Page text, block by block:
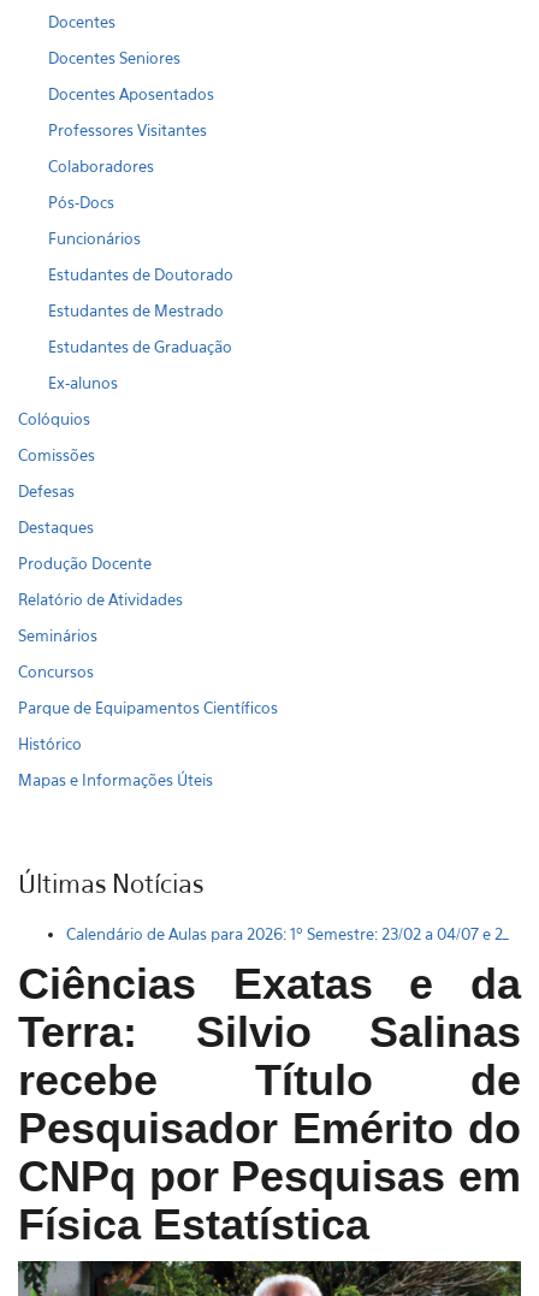
Docentes
Docentes Seniores
Docentes Aposentados
Professores Visitantes
Colaboradores
Pós-Docs
Funcionários
Estudantes de Doutorado
Estudantes de Mestrado
Estudantes de Graduação
Ex-alunos
Colóquios
Comissões
Defesas
Destaques
Produção Docente
Relatório de Atividades
Seminários
Concursos
Parque de Equipamentos Científicos
Histórico
Mapas e Informações Úteis
Últimas Notícias
Calendário de Aulas para 2026: 1º Semestre: 23/02 a 04/07 e 2º
Ciências Exatas e da
Terra: Silvio Salinas
recebe Título de
Pesquisador Emérito do
CNPq por Pesquisas em
Física Estatística